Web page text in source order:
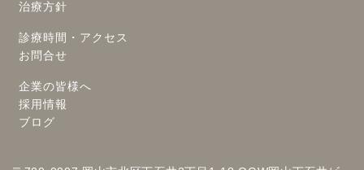
治療方針
診療時間・アクセス
お問合せ
企業の皆様へ
採用情報
ブログ